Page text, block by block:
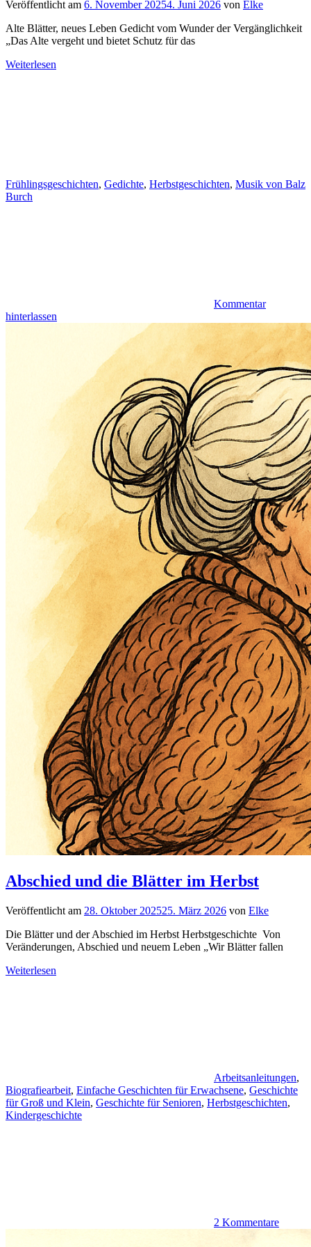
Veröffentlicht am 6. November 20254. Juni 2026 von Elke
Alte Blätter, neues Leben Gedicht vom Wunder der Vergänglichkeit
„Das Alte vergeht und bietet Schutz für das
Weiterlesen
Frühlingsgeschichten, Gedichte, Herbstgeschichten, Musik von Balz
Burch
Kommentar
hinterlassen
Abschied und die Blätter im Herbst
Veröffentlicht am 28. Oktober 202525. März 2026 von Elke
Die Blätter und der Abschied im Herbst Herbstgeschichte Von
Veränderungen, Abschied und neuem Leben „Wir Blätter fallen
Weiterlesen
Arbeitsanleitungen,
Biografiearbeit, Einfache Geschichten für Erwachsene, Geschichte
für Groß und Klein, Geschichte für Senioren, Herbstgeschichten,
Kindergeschichte
2 Kommentare